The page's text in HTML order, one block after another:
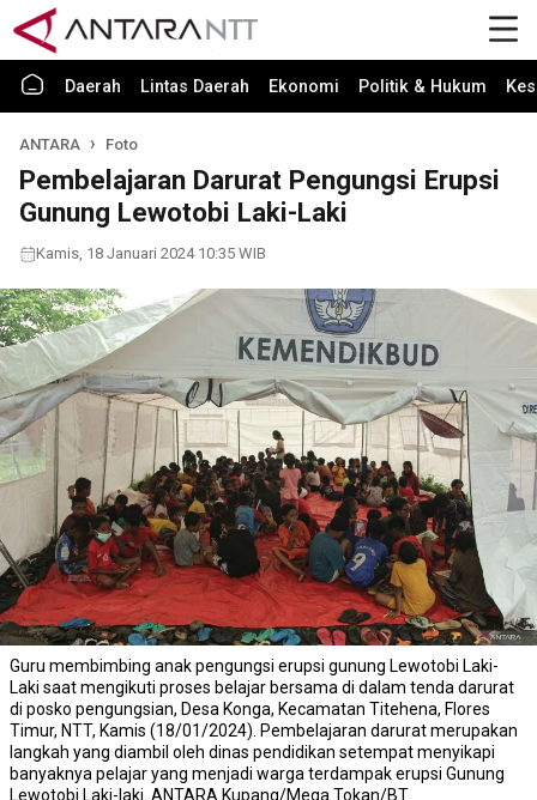
Daerah Lintas Daerah Ekonomi Politik & Hukum
ANTARA Foto
Pembelajaran Darurat Pengungsi Erupsi
Gunung Lewotobi Laki-Laki
Kamis, 18 Januari 2024 10:35 WIB
Guru membimbing anak pengungsi erupsi gunung Lewotobi Laki-
Laki saat mengikuti proses belajar bersama di dalam tenda darurat
di posko pengungsian, Desa Konga, Kecamatan Titehena, Flores
Timur, NTT, Kamis (18/01/2024). Pembelajaran darurat merupakan
langkah yang diambil oleh dinas pendidikan setempat menyikapi
banyaknya pelajar yang menjadi warga terdampak erupsi Gunung
Lewotobi Laki-laki. ANTARA Kupang/Mega Tokan/BT